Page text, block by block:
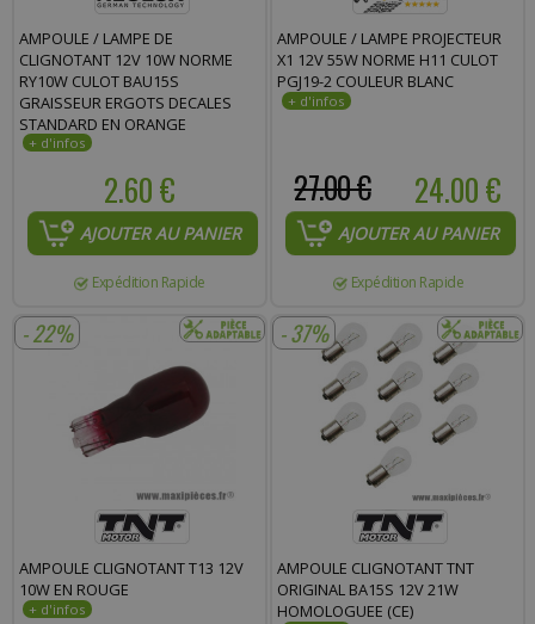
AMPOULE / LAMPE DE
CLIGNOTANT 12V 10W NORME
RY10W CULOT BAU15S
GRAISSEUR ERGOTS DECALES
STANDARD EN ORANGE
2.60 €
AJOUTER AU PANIER
Expédition Rapide
AMPOULE / LAMPE PROJECTEUR
X1 12V 55W NORME H11 CULOT
PGJ19-2 COULEUR BLANC
24.00 €
27.00 €
AJOUTER AU PANIER
Expédition Rapide
- 22%
AMPOULE CLIGNOTANT T13 12V
10W EN ROUGE
- 37%
AMPOULE CLIGNOTANT TNT
ORIGINAL BA15S 12V 21W
HOMOLOGUEE (CE)